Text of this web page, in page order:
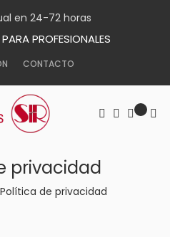
en 24-72 horas
PROFESIONALES
CONTACTO
privacidad
Política de privacidad